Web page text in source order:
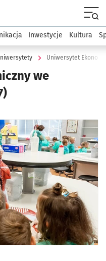
wroclaw.pl
Inwestycje Kultura
Uniwersytet
we